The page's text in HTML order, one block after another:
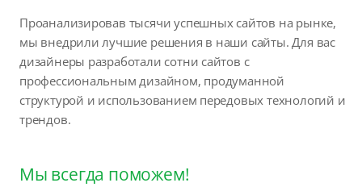
Проанализировав тысячи успешных сайтов на рынке,
мы внедрили лучшие решения в наши сайты. Для вас
дизайнеры разработали сотни сайтов с
профессиональным дизайном, продуманной
структурой и использованием передовых технологий и
трендов.
Мы всегда поможем!